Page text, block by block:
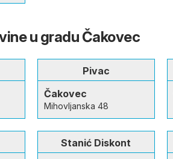
u gradu Čakovec
Pivac
Čakovec
Mihovljanska 48
Stanić Diskont